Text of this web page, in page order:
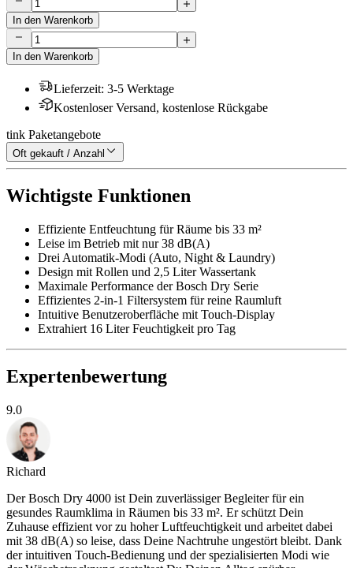
In den Warenkorb
In den Warenkorb
Lieferzeit: 3-5 Werktage
Kostenloser Versand, kostenlose Rückgabe
tink Paketangebote
Oft gekauft / Anzahl
Wichtigste Funktionen
Effiziente Entfeuchtung für Räume bis 33 m²
Leise im Betrieb mit nur 38 dB(A)
Drei Automatik-Modi (Auto, Night & Laundry)
Design mit Rollen und 2,5 Liter Wassertank
Maximale Performance der Bosch Dry Serie
Effizientes 2-in-1 Filtersystem für reine Raumluft
Intuitive Benutzeroberfläche mit Touch-Display
Extrahiert 16 Liter Feuchtigkeit pro Tag
Expertenbewertung
9.0
Richard
Der Bosch Dry 4000 ist Dein zuverlässiger Begleiter für ein
gesundes Raumklima in Räumen bis 33 m². Er schützt Dein
Zuhause effizient vor zu hoher Luftfeuchtigkeit und arbeitet dabei
mit 38 dB(A) so leise, dass Deine Nachtruhe ungestört bleibt. Dank
der intuitiven Touch-Bedienung und der spezialisierten Modi wie